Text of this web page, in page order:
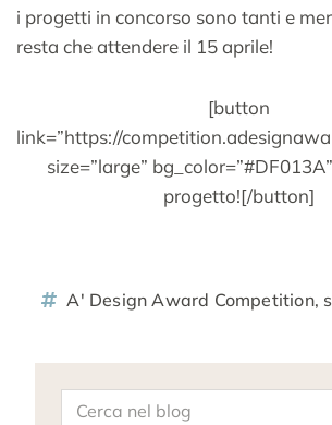
i progetti in concorso sono tanti e
resta che attendere il 15 aprile!
[button
link=”https://
size=”large”
progetto![/button]
A' Design Award Competition,